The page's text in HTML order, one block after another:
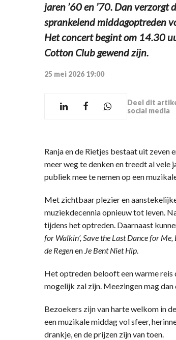
jaren ’60 en ’70. Dan verzorgt
sprankelend middagoptreden
Het concert begint om 14.30
Cotton Club gewend zijn.
25 mei 2026 19:00
Deel dit
social media
Ranja en de Rietjes bestaat uit zeven
meer weg te denken en treedt al vele
publiek mee te nemen op een
Met zichtbaar plezier en
muziekdecennia opnieuw tot leven.
tijdens het optreden. Daarnaast
for Walkin’, Save the Last Dance for
de Regenen Je Bent Niet Hip.
Het optreden belooft een warme reis
mogelijk zal zijn. Meezingen mag
Bezoekers zijn van harte welkom in
een muzikale middag vol sfeer,
drankje, en de prijzen zijn van toen.